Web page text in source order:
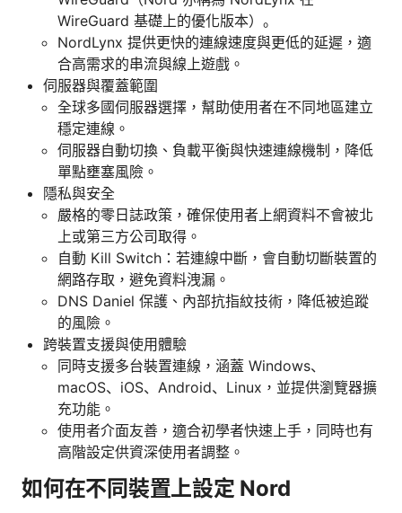
WireGuard 基礎上的優化版本）。
NordLynx 提供更快的連線速度與更低的延遲，適
合高需求的串流與線上遊戲。
伺服器與覆蓋範圍
全球多國伺服器選擇，幫助使用者在不同地區建立
穩定連線。
伺服器自動切換、負載平衡與快速連線機制，降低
單點壅塞風險。
隱私與安全
嚴格的零日誌政策，確保使用者上網資料不會被北
上或第三方公司取得。
自動 Kill Switch：若連線中斷，會自動切斷裝置的
網路存取，避免資料洩漏。
DNS Daniel 保護、內部抗指紋技術，降低被追蹤
的風險。
跨裝置支援與使用體驗
同時支援多台裝置連線，涵蓋 Windows、
macOS、iOS、Android、Linux，並提供瀏覽器擴
充功能。
使用者介面友善，適合初學者快速上手，同時也有
高階設定供資深使用者調整。
如何在不同裝置上設定 Nord